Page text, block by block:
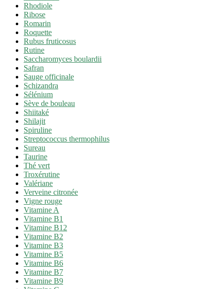
Rhodiole
Ribose
Romarin
Roquette
Rubus fruticosus
Rutine
Saccharomyces boulardii
Safran
Sauge officinale
Schizandra
Sélénium
Sève de bouleau
Shiitaké
Shilajit
Spiruline
Streptococcus thermophilus
Sureau
Taurine
Thé vert
Troxérutine
Valériane
Verveine citronée
Vigne rouge
Vitamine A
Vitamine B1
Vitamine B12
Vitamine B2
Vitamine B3
Vitamine B5
Vitamine B6
Vitamine B7
Vitamine B9